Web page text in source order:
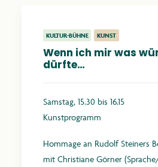
KULTUR-BÜHNE KUNST
Wenn ich mir was
dürfte…
Samstag, 15.30 bis 16.15
Kunstprogramm
Hommage an Rudolf Steiners
mit Christiane Görner